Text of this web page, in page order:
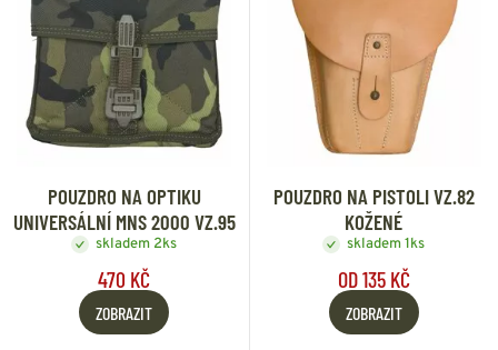
POUZDRO NA OPTIKU
UNIVERSÁLNÍ MNS 2000 VZ.95
skladem 2ks
470 KČ
ZOBRAZIT
POUZDRO NA PISTOLI VZ.82
KOŽENÉ
skladem 1ks
OD 135 KČ
ZOBRAZIT